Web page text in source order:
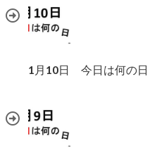
1月10日 今日は何の日